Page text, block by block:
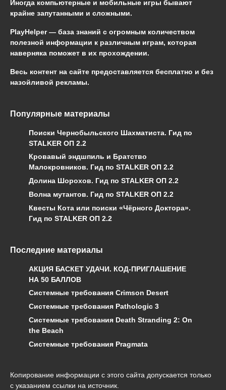
Иногда компьютерные и мобильные игры бывают
крайне запутанными и сложными.
PlayHelper — база знаний с огромным количеством
полезной информации к различным играм, которая
наверняка поможет в их прохождении.
Весь контент на сайте предоставляется бесплатно и без
назойливой рекламы.
Популярные материалы
Поиски Чернобыльского Шахматиста. Гид по
STALKER ОП 2.2
Кровавый эндшпиль и Братство
Малокровников. Гид по STALKER ОП 2.2
Долина Шорохов. Гид по STALKER ОП 2.2
Волна мутантов. Гид по STALKER ОП 2.2
Квесты Кота или поиски «Чёрного Доктора».
Гид по STALKER ОП 2.2
Последние материалы
АКЦИЯ БАСКЕТ УДАЧИ. КОД-ПРИГЛАШЕНИЕ
НА 50 БАЛЛОВ
Системные требования Crimson Desert
Системные требования Pathologic 3
Системные требования Death Stranding 2: On
the Beach
Системные требования Pragmata
Копирование информации с этого сайта допускается только
с указанием ссылки на источник.